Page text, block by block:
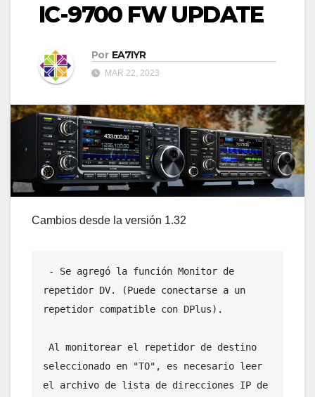
IC-9700 FW UPDATE
Por EA7IYR
MAR 22, 2023
Cambios desde la versión 1.32
repetidor DV. (Puede conectarse a un
repetidor compatible con DPlus).
seleccionado en "TO", es necesario leer
el archivo de lista de direcciones IP de